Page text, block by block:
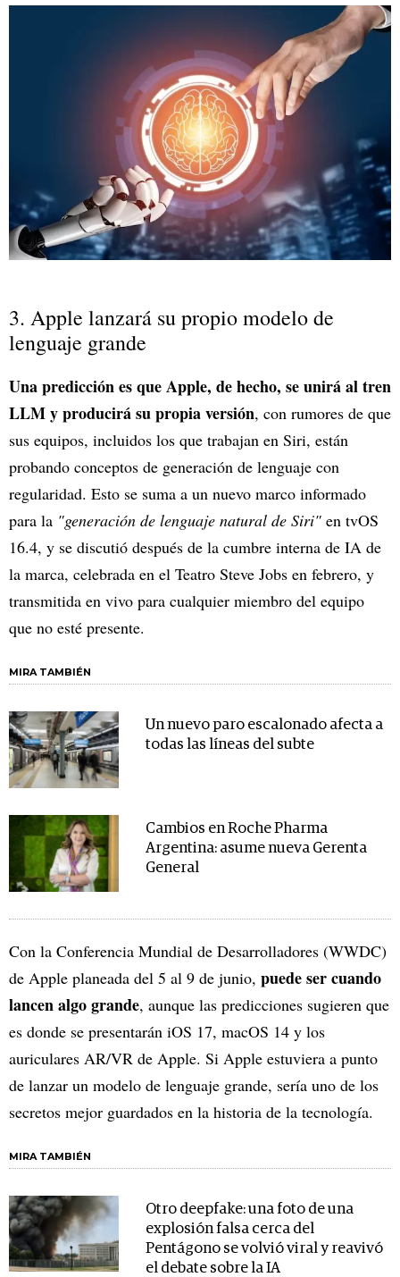
3. Apple lanzará su propio modelo de
lenguaje grande
Una predicción es que Apple, de hecho, se unirá al tren
LLM y producirá su propia versión, con rumores de que
sus equipos, incluidos los que trabajan en Siri, están
probando conceptos de generación de lenguaje con
regularidad. Esto se suma a un nuevo marco informado
para la "generación de lenguaje natural de Siri" en tvOS
16.4, y se discutió después de la cumbre interna de IA de
la marca, celebrada en el Teatro Steve Jobs en febrero, y
transmitida en vivo para cualquier miembro del equipo
que no esté presente.
MIRA TAMBIÉN
Un nuevo paro escalonado afecta a
todas las líneas del subte
Cambios en Roche Pharma
Argentina: asume nueva Gerenta
General
Con la Conferencia Mundial de Desarrolladores (WWDC)
de Apple planeada del 5 al 9 de junio, puede ser cuando
lancen algo grande, aunque las predicciones sugieren que
es donde se presentarán iOS 17, macOS 14 y los
auriculares AR/VR de Apple. Si Apple estuviera a punto
de lanzar un modelo de lenguaje grande, sería uno de los
secretos mejor guardados en la historia de la tecnología.
MIRA TAMBIÉN
Otro deepfake: una foto de una
explosión falsa cerca del
Pentágono se volvió viral y reavivó
el debate sobre la IA